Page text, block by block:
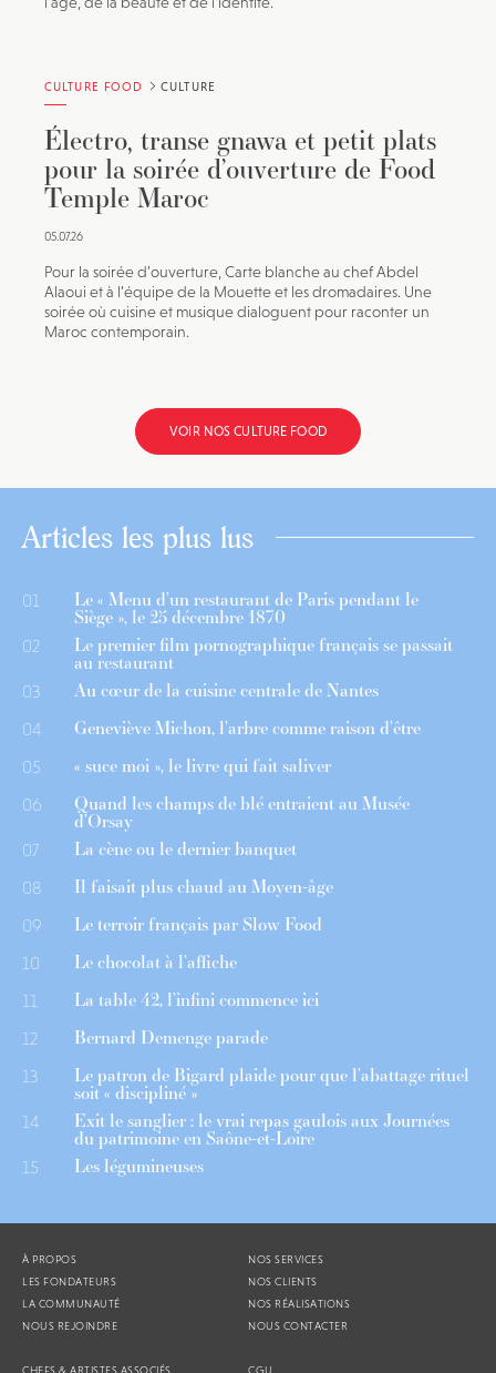
CULTURE FOOD CULTURE
Électro, transe gnawa et petit plats
pour la soirée d’ouverture de Food
Temple Maroc
05.07.26
Pour la soirée d’ouverture, Carte blanche au chef Abdel
Alaoui et à l’équipe de la Mouette et les dromadaires. Une
soirée où cuisine et musique dialoguent pour raconter un
Maroc contemporain.
VOIR NOS CULTURE FOOD
Articles les plus lus
01 Le « Menu d’un restaurant de Paris pendant le
Siège », le 25 décembre 1870
02 Le premier film pornographique français se passait
au restaurant
03 Au cœur de la cuisine centrale de Nantes
04 Geneviève Michon, l’arbre comme raison d’être
05 « suce moi », le livre qui fait saliver
06 Quand les champs de blé entraient au Musée
d’Orsay
07 La cène ou le dernier banquet
08 Il faisait plus chaud au Moyen-âge
09 Le terroir français par Slow Food
10 Le chocolat à l’affiche
11 La table 42, l’infini commence ici
12 Bernard Demenge parade
13 Le patron de Bigard plaide pour que l’abattage rituel
soit « discipliné »
14 Exit le sanglier : le vrai repas gaulois aux Journées
du patrimoine en Saône-et-Loire
15 Les légumineuses
À PROPOS
LES FONDATEURS
LA COMMUNAUTÉ
NOUS REJOINDRE
NOS SERVICES
NOS CLIENTS
NOS RÉALISATIONS
NOUS CONTACTER
CHEFS & ARTISTES ASSOCIÉS CGU